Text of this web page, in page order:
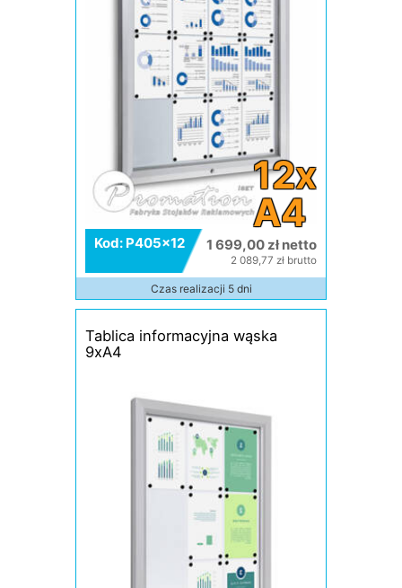
12x
A4
Kod: P405x12 1 699,00 zł netto
2 089,77 zł brutto
Czas realizacji 5 dni
Tablica informacyjna wąska
9xA4